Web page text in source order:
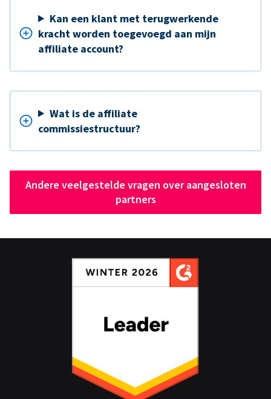
Kan een klant met terugwerkende
kracht worden toegevoegd aan mijn
affiliate account?
Wat is de affiliate
commissiestructuur?
Andere veelgestelde vragen over aangesloten
partners